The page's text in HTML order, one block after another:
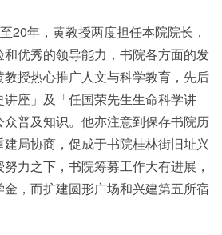
20年，黄教授两度担任本院院长，
优秀的领导能力，书院各方面的发
授热心推广人文与科学教育，先后
座」及「任国荣先生生命科学讲
普及知识。他亦注意到保存书院历
局协商，促成于书院桂林街旧址兴
力之下，书院筹募工作大有进展，
，而扩建圆形广场和兴建第五所宿